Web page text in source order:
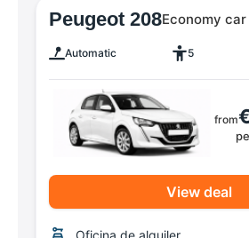
Peugeot 208Economy car
Automatic 5
from
View deal